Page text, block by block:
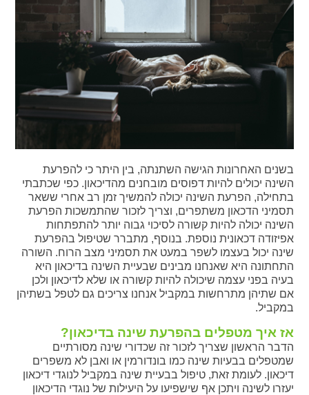
בשנים האחרונות הגישה השתנתה, בין היתר כי להפרעת
השינה יכולים להיות דפוסים מובחנים מהדיכאון. כפי שכתבתי
בתחילה, הפרעת השינה יכולה להמשיך זמן רב אחרי ששאר
תסמיני הדכאון משתפרים, וצריך לזכור שהתמשכות הפרעת
השינה יכולה להיות קשורה לסיכוי גבוה יותר להתפתחות
אפיזודה דכאונית נוספת. בנוסף, מתברר שטיפול בהפרעת
שינה יכול בעצמו לשפר במעט את תסמיני מצב הרוח. השורה
התחתונה היא שאנחנו מבינים שבעיית השינה בדיכאון היא
בעיה בפני עצמה שיכולה להיות קשורה או שלא לדיכאון ולכן
אם שתיהן מתרחשות במקביל אנחנו צריכים גם לטפל בשתיהן
במקביל.
אז איך מטפלים בהפרעת שינה בדיכאון?
הדבר הראשון שצריך לזכור זה שכדורי שינה מסורתיים
שמטפלים בבעיות שינה כמו בונדורמין או ואבן לא משפרים
דיכאון. לעומת זאת, טיפול בבעיית שינה במקביל לנוגדי דיכאון
יעזרו לשינה ויתכן אף שישפיעו על היעילות של נוגדי הדיכאון